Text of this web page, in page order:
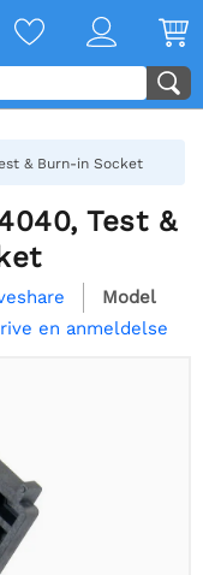
& Burn-in Socket
Test &
Model
en anmeldelse